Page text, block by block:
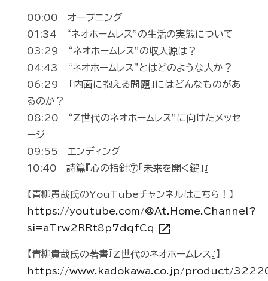
00:00 オープニング
01:34 “ネオホームレス”の生活の実態について
03:29 “ネオホームレス”の収入源は？
04:43 “ネオホームレス”とはどのような人か？
06:29 「内面に抱える問題」にはどんなものがあ
るのか？
08:20 “Z世代のネオホームレス”に向けたメッセ
ージ
09:55 エンディング
10:40 詩篇『心の指針⑦「未来を開く鍵」』
【青柳貴哉氏のYouTubeチャンネルはこちら！】
https://youtube.com/@At.Home.Channel?
si=aTrw2RRt8p7dqfCq open_in_new
【青柳貴哉氏の著書『Z世代のネオホームレス』】
https://www.kadokawa.co.jp/product/